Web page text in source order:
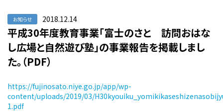
お知らせ 2018.12.14
平成30年度教育事業「富士のさと 訪問おはな
し広場と自然遊び塾」の事業報告を掲載しまし
た。（PDF）
https://fujinosato.niye.go.jp/app/wp-
content/uploads/2019/03/
1.pdf